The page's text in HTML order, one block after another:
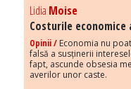
Lidia Moise
Costurile
Opinii / Economia nu
falsă a susținerii
fapt, ascunde obsesia
averilor unor caste.